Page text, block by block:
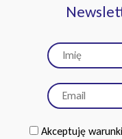
Akceptuję warunki